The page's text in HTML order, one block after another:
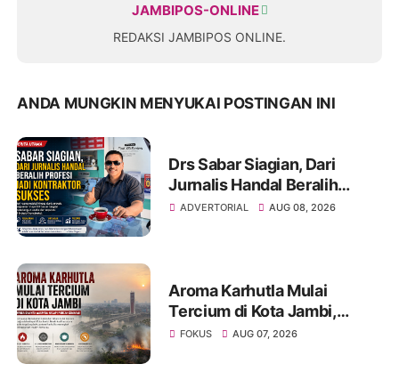
JAMBIPOS-ONLINE
REDAKSI JAMBIPOS ONLINE.
ANDA MUNGKIN MENYUKAI POSTINGAN INI
Drs Sabar Siagian, Dari
Jurnalis Handal Beralih
Profesi Jadi Kontraktor
ADVERTORIAL AUG 08, 2026
Aroma Karhutla Mulai
Tercium di Kota Jambi,
Warga Diminta Waspada
FOKUS AUG 07, 2026